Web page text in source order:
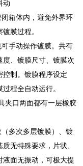
动
箱体内，避免外界环
膜过程。
手动操作镀膜。共有
、镀膜尺寸、镀膜次
控制。镀膜程序设定
程全自动运行。
夹口两面都有一层橡胶
多次多层镀膜）、镀
无特殊要求，片状、
面无振动，可极大提